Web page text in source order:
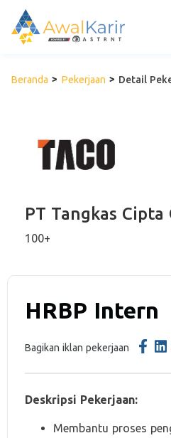
Beranda Pekerjaan Detail
PT Tangkas
100+
HRBP Intern
Bagikan iklan pekerjaan
Deskripsi Pekerjaan:
Membantu proses